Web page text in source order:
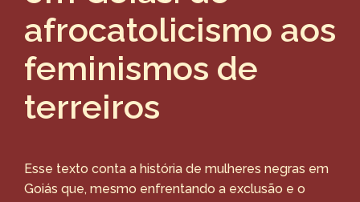
afrocatolicismo aos
feminismos de
terreiros
Esse texto conta a história de mulheres negras em
Goiás que, mesmo enfrentando a exclusão e o